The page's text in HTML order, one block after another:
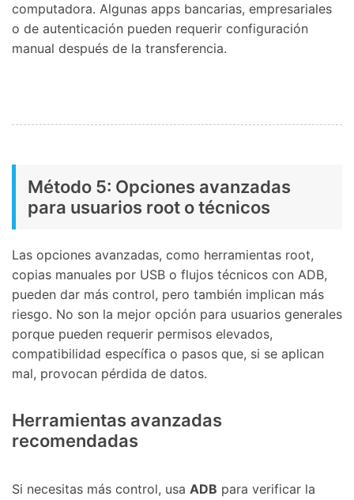
computadora. Algunas apps bancarias, empresariales
o de autenticación pueden requerir configuración
manual después de la transferencia.
Método 5: Opciones avanzadas
para usuarios root o técnicos
Las opciones avanzadas, como herramientas root,
copias manuales por USB o flujos técnicos con ADB,
pueden dar más control, pero también implican más
riesgo. No son la mejor opción para usuarios generales
porque pueden requerir permisos elevados,
compatibilidad específica o pasos que, si se aplican
mal, provocan pérdida de datos.
Herramientas avanzadas
recomendadas
Si necesitas más control, usa ADB para verificar la